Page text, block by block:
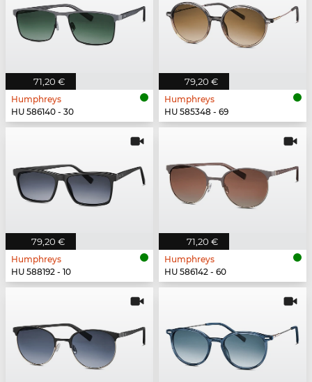
71,20 €
Humphreys
HU 586140 - 30
79,20 €
Humphreys
HU 585348 - 69
79,20 €
Humphreys
HU 588192 - 10
71,20 €
Humphreys
HU 586142 - 60